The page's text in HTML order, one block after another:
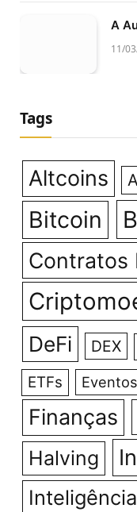
A
11/
Tags
Altcoins
Bitcoin
Contratos
DeFi DEX
ETFs Eventos
Finanças
Halving